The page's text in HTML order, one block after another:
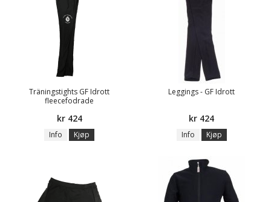
Träningstights GF Idrott
fleecefodrade
kr 424
Info Kjøp
Leggings - GF Idrott
kr 424
Info Kjøp